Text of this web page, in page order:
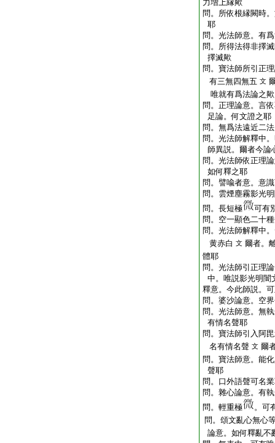
力増上縁歟
問。所依根縁闕時
耶
問。光法師意。有
問。所得法得非擇
擇滅歟
問。寶法師所引正
有三無四無五 文
唯就有爲法論之歟
問。正理論意。言
足論。何文證之耶
問。無爲法遠近二
問。光法師解釋中
師異説。爾者今論
問。光法師依正理
如何釋之耶
問。譬喩者意。意
問。雲煙塵霧影光
問。長短極
可有
問。空一顯色二十
問。光法師解釋中
黄赤白 文 爾者。
體耶
問。光法師引正理
中。唯説影光明闇
釋意。今此師説。
問。婆沙論意。空
問。光法師意。無
有情名聲耶
問。寶法師引入阿
名有情名聲 文 爾
問。寶法師意。能
聲耶
問。口外語聲可名
問。雜心論意。有
問。輕重極
。可
問。頌文亂心無心
論意。如何釋亂不